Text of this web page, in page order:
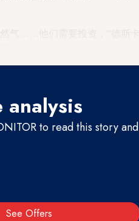
to read this story and
See Offers